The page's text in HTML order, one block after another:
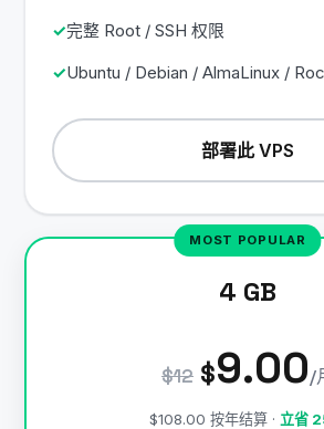
完整 Root / SSH 权限
Ubuntu / Debian / AlmaLinux /
部署此 VPS
4 GB
$12 $9.00/
$108.00 按年结算 · 立省